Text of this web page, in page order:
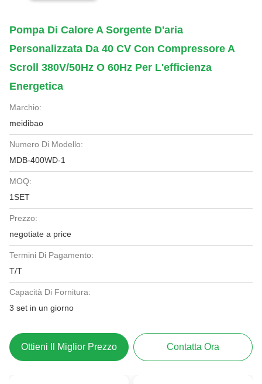
Pompa Di Calore A Sorgente D'aria
Personalizzata Da 40 CV Con Compressore A
Scroll 380V/50Hz O 60Hz Per L'efficienza
Energetica
Marchio:
meidibao
Numero Di Modello:
MDB-400WD-1
MOQ:
1SET
Prezzo:
negotiate a price
Termini Di Pagamento:
T/T
Capacità Di Fornitura:
3 set in un giorno
Ottieni Il Miglior Prezzo Contatta Ora